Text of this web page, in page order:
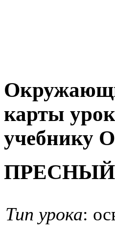
карты
учебнику
Тип урока: